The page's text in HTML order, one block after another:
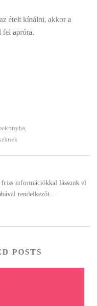
ételt kínálni, akkor a
fel apróra.
,
friss információkkal lássunk el
rendelkezőt...
POSTS